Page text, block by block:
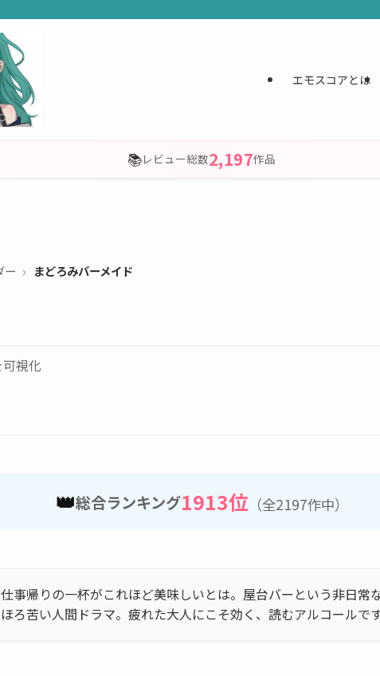
エモスコアとは
📚レビュー総数2,197作品
ー まどろみバーメイド
視化
👑総合ランキング1913位（全2197作中）
仕事帰りの一杯がこれほど美味しいとは。屋台バーという非日常
ほろ苦い人間ドラマ。疲れた大人にこそ効く、読むアルコールで